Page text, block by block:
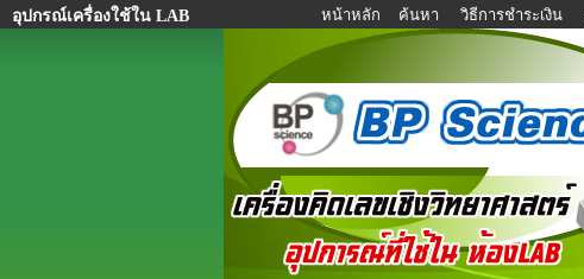
อุปกรณ์เครื่องใช้ใน LAB หน้าหลัก ค้นหา วิธีการชำระเงิน